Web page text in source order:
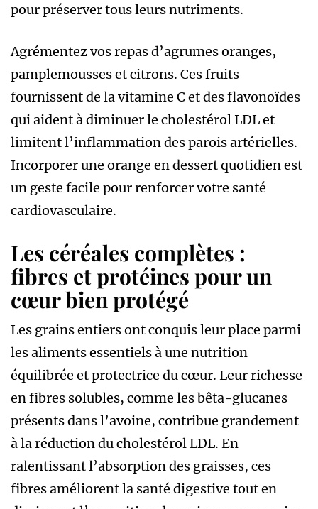
pour préserver tous leurs nutriments.
Agrémentez vos repas d’agrumes oranges,
pamplemousses et citrons. Ces fruits
fournissent de la vitamine C et des flavonoïdes
qui aident à diminuer le cholestérol LDL et
limitent l’inflammation des parois artérielles.
Incorporer une orange en dessert quotidien est
un geste facile pour renforcer votre santé
cardiovasculaire.
Les céréales complètes :
fibres et protéines pour un
cœur bien protégé
Les grains entiers ont conquis leur place parmi
les aliments essentiels à une nutrition
équilibrée et protectrice du cœur. Leur richesse
en fibres solubles, comme les bêta-glucanes
présents dans l’avoine, contribue grandement
à la réduction du cholestérol LDL. En
ralentissant l’absorption des graisses, ces
fibres améliorent la santé digestive tout en